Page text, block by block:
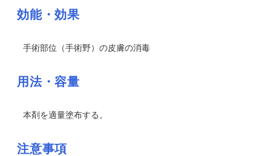
効能・効果
手術部位（手術野）の皮膚の消毒
用法・容量
本剤を適量塗布する。
注意事項